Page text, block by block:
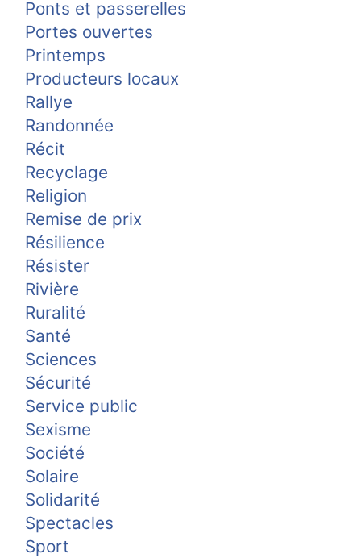
Ponts et passerelles
Portes ouvertes
Printemps
Producteurs locaux
Rallye
Randonnée
Récit
Recyclage
Religion
Remise de prix
Résilience
Résister
Rivière
Ruralité
Santé
Sciences
Sécurité
Service public
Sexisme
Société
Solaire
Solidarité
Spectacles
Sport